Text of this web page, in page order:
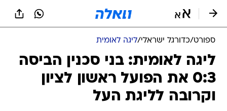
ספורט/כדורגל ישראלי/ליגה לאומית
ליגה לאומית: בני סכנין הביסה
0:3 את הפועל ראשון לציון
וקרובה לליגת העל